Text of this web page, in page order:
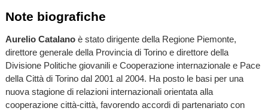
Note biografiche
Aurelio Catalanoè stato dirigente della Regione Piemonte,
direttore generale della Provincia di Torino e direttore della
Divisione Politiche giovanili e Cooperazione internazionale e Pace
della Città di Torino dal 2001 al 2004. Ha posto le basi per una
nuova stagione di relazioni internazionali orientata alla
cooperazione città-città, favorendo accordi di partenariato con